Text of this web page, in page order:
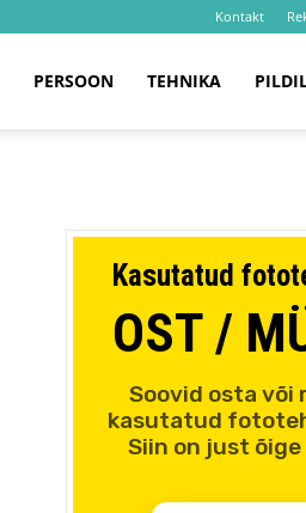
Kontakt
PERSOON TEHNIKA